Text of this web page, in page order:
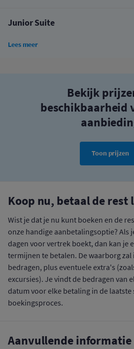
Junior Suite
Lees meer
Bekijk
beschikbaarheid
Toon prijzen
Koop nu, betaal de rest
Wist je dat je nu kunt boeken en de
onze handige aanbetalingsoptie? Als
dagen voor vertrek boekt, dan kan je
termijnen te betalen. De waarborg zal
bedragen, plus eventuele extra's
excursies). Je vindt de bedragen van
datum voor elke betaling in de laatste
boekingsproces.
Aanvullende informatie